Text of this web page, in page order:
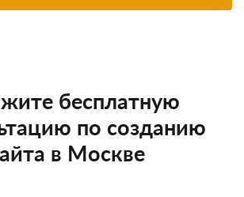
бесплатную
по созданию
в Москве